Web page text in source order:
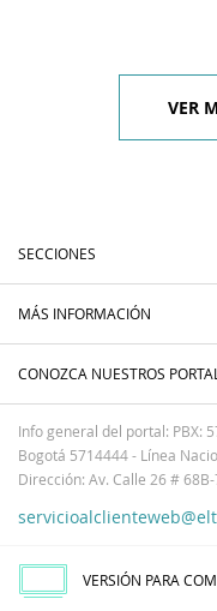
VER
SECCIONES
MÁS INFORMACIÓN
CONOZCA NUESTROS
Info general del portal: PBX:
Bogotá 5714444 - Línea
Dirección: Av. Calle 26 # 68B-
VERSIÓN PARA